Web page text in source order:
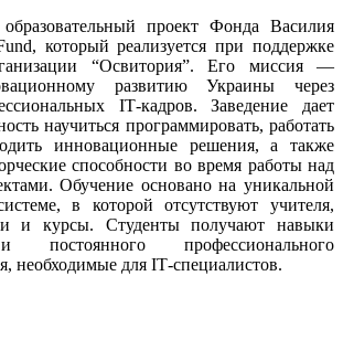
проект Фонда Василия
который реализуется при поддержке
“Освитория”. Его миссия —
развитию Украины через
IТ-кадров. Заведение дает
научиться программировать, работать
инновационные решения, а также
способности во время работы над
Обучение основано на уникальной
в которой отсутствуют учителя,
и курсы. Студенты получают навыки
постоянного профессионального
необходимые для IТ-специалистов.